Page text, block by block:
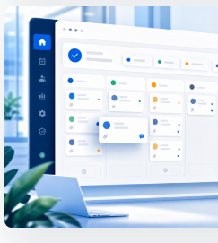
PROJECT
Xây dựng
dữ liệu phân tán và
định
Khách hàng quản lý dữ liệu cần
XEM BÀI VIẾT CHI TIẾT